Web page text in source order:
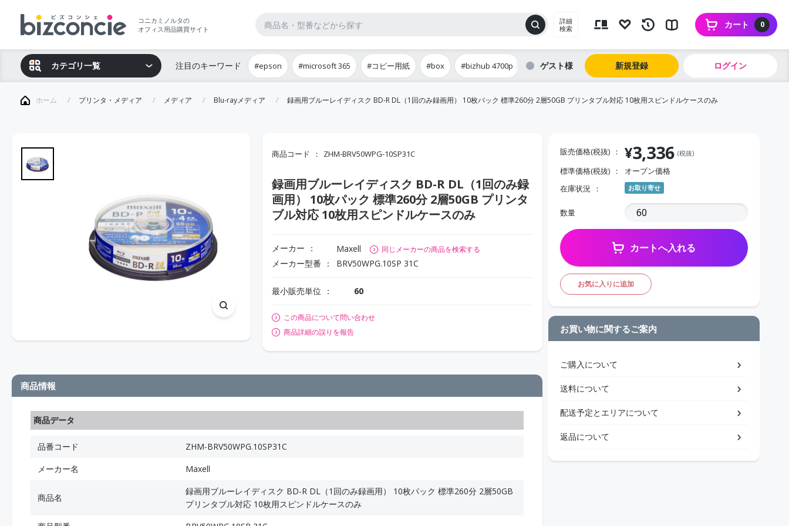
コニカミノルタの
オフィス用品購買サイト
詳細
検索
0
カート
カテゴリ一覧 注目のキーワード #epson #microsoft 365 #コピー用紙 #box #bizhub 4700p ゲスト 新規登録 ログイン
ホーム プリンタ・メディア メディア Blu-rayメディア 録画用ブルーレイディスク BD-R DL（1回のみ録画用） 10枚パック 標準260分 2層50GB プリンタブル対応 10枚用スピンドルケースのみ
商品コード ZHM-BRV50WPG-10SP31C
録画用ブルーレイディスク BD-R DL（1回のみ録
画用） 10枚パック 標準260分 2層50GB プリンタ
ブル対応 10枚用スピンドルケースのみ
メーカー Maxell 同じメーカーの商品を検索する
メーカー型番 BRV50WPG.10SP 31C
最小販売単位 60
この商品について問い合わせ
商品詳細の誤りを報告
商品情報
商品データ
品番コード
ZHM-BRV50WPG.10SP31C
メーカー名
Maxell
商品名
録画用ブルーレイディスク BD-R DL（1回のみ録画用） 10枚パック 標準260分 2層50GB
プリンタブル対応 10枚用スピンドルケースのみ
販売価格(税抜) ¥3,336 (税抜)
標準価格(税抜)
オープン価格
在庫状況
お取り寄せ
数量
カートへ入れる
お気に入りに追加
お買い物に関するご案内
ご購入について
送料について
配送予定とエリアについて
返品について